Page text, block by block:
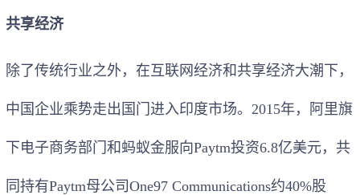
共享经济
除了传统行业之外，在互联网经济和共享经济大潮下，
中国企业乘势走出国门进入印度市场。2015年，阿里旗
下电子商务部门和蚂蚁金服向Paytm投资6.8亿美元，共
同持有Paytm母公司One97 Communications约40%股